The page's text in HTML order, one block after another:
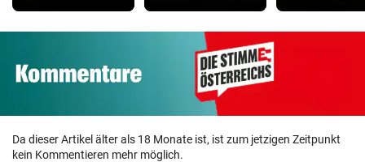
Da dieser Artikel älter als 18 Monate ist, ist zum jetzigen Zeitpunkt
kein Kommentieren mehr möglich.